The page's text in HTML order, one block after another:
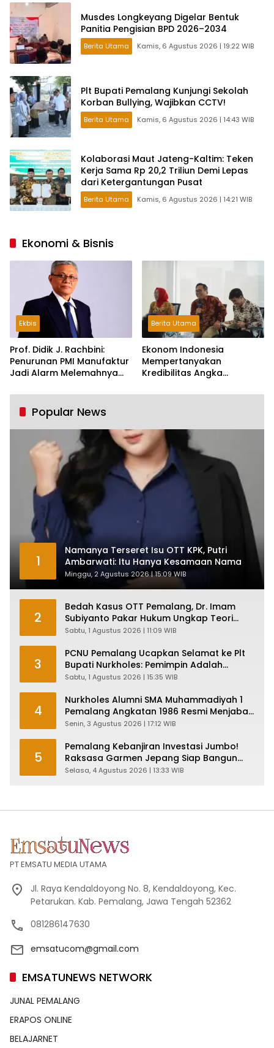
Musdes Longkeyang Digelar Bentuk
Panitia Pengisian BPD 2026–2034
Berita Utama Kamis, 6 Agustus 2026 | 19:22 WIB
Plt Bupati Pemalang Kunjungi Sekolah
Korban Bullying, Wajibkan CCTV!
Berita Utama Kamis, 6 Agustus 2026 | 14:43 WIB
Kolaborasi Maut Jateng-Kaltim: Teken
Kerja Sama Rp 20,2 Triliun Demi Lepas
dari Ketergantungan Pusat
Berita Utama Kamis, 6 Agustus 2026 | 14:21 WIB
Ekonomi & Bisnis
Ekbis
Prof. Didik J. Rachbini:
Penurunan PMI Manufaktur
Jadi Alarm Melemahnya
Berita Utama
Ekonom Indonesia
Mempertanyakan
Kredibilitas Angka
Tumbuh Tapi Rapuh
Popular News
1
Namanya Terseret Isu OTT KPK, Putri
Ambarwati: Itu Hanya Kesamaan Nama
Minggu, 2 Agustus 2026 | 15:09 WIB
2
Bedah Kasus OTT Pemalang, Dr. Imam
Subiyanto Pakar Hukum Ungkap Teori
Penyertaan KPK
Sabtu, 1 Agustus 2026 | 11:09 WIB
3
PCNU Pemalang Ucapkan Selamat ke Plt
Bupati Nurkholes: Pemimpin Adalah
Pelayan Rakyat!
Sabtu, 1 Agustus 2026 | 15:35 WIB
4
Nurkholes Alumni SMA Muhammadiyah 1
Pemalang Angkatan 1986 Resmi Menjabat
Plt Bupati, Inilah Pesan Ketua Asmam 86
Senin, 3 Agustus 2026 | 17:12 WIB
5
Pemalang Kebanjiran Investasi Jumbo!
Raksasa Garmen Jepang Siap Bangun
Pabrik dan Serap Ribuan Tenaga Kerja
Selasa, 4 Agustus 2026 | 13:33 WIB
PT EMSATU MEDIA UTAMA
Jl. Raya Kendaldoyong No. 8, Kendaldoyong, Kec.
Petarukan. Kab. Pemalang, Jawa Tengah 52362
081286147630
emsatucom@gmail.com
EMSATUNEWS NETWORK
JUNAL PEMALANG
ERAPOS ONLINE
BELAJARNET